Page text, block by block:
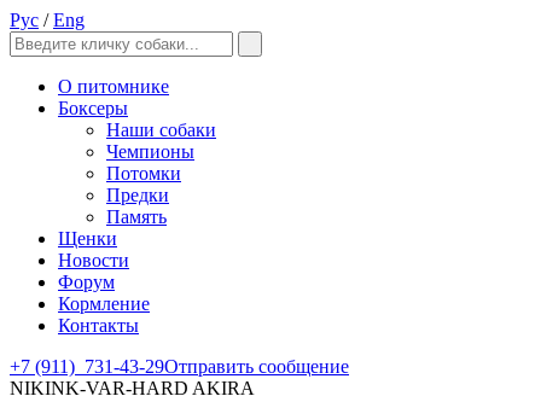
Рус /Eng
О питомнике
Боксеры
Наши собаки
Чемпионы
Потомки
Предки
Память
Щенки
Новости
Форум
Кормление
Контакты
+7 (911) 731-43-29Отправить сообщение
NIKINK-VAR-HARD AKIRA